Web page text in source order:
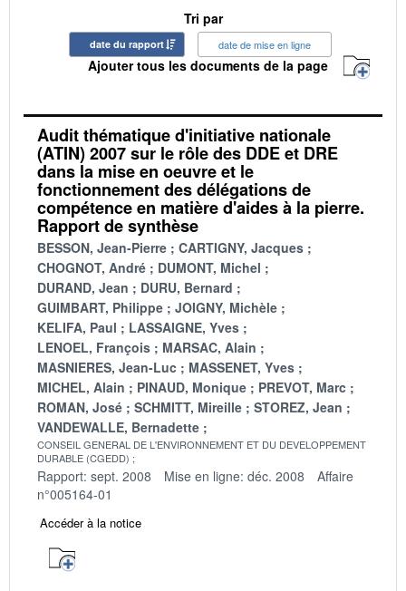
Tri par
date du rapport date de mise en ligne
Ajouter tous les documents de la page
Audit thématique d'initiative nationale
(ATIN) 2007 sur le rôle des DDE et DRE
dans la mise en oeuvre et le
fonctionnement des délégations de
compétence en matière d'aides à la pierre.
Rapport de synthèse
BESSON, Jean-Pierre
CARTIGNY, Jacques
CHOGNOT, André
DUMONT, Michel
DURAND, Jean
DURU, Bernard
GUIMBART, Philippe
JOIGNY, Michèle
KELIFA, Paul
LASSAIGNE, Yves
LENOEL, François
MARSAC, Alain
MASNIERES, Jean-Luc
MASSENET, Yves
MICHEL, Alain
PINAUD, Monique
PREVOT, Marc
ROMAN, José
SCHMITT, Mireille
STOREZ, Jean
VANDEWALLE, Bernadette
CONSEIL GENERAL DE L'ENVIRONNEMENT ET DU DEVELOPPEMENT
DURABLE (CGEDD)
Rapport: sept. 2008 Mise en ligne: déc. 2008
Affaire
n°005164-01
Accéder à la notice